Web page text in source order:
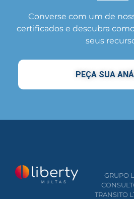
Converse com um de
certificados e descubra
seus
PEÇA SUA
GRUPO
TRANSITO